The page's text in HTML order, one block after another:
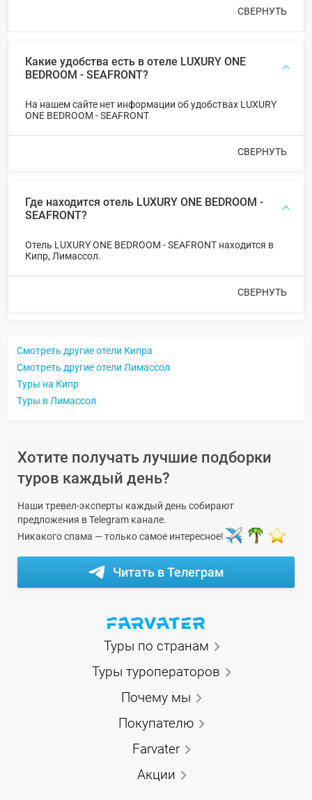
СВЕРНУТЬ
Какие удобства есть в отеле LUXURY ONE
BEDROOM - SEAFRONT?
На нашем сайте нет информации об удобствах LUXURY
ONE BEDROOM - SEAFRONT
СВЕРНУТЬ
Где находится отель LUXURY ONE BEDROOM -
SEAFRONT?
Отель LUXURY ONE BEDROOM - SEAFRONT находится в
Кипр, Лимассол.
СВЕРНУТЬ
Смотреть другие отели Кипра
Смотреть другие отели Лимассол
Туры на Кипр
Туры в Лимассол
Хотите получать лучшие подборки
туров каждый день?
Наши тревел-эксперты каждый день собирают
предложения в Telegram канале.
Никакого спама — только самое интересное!
Читать в Телеграм
Туры по странам
Туры туроператоров
Почему мы
Покупателю
Farvater
Акции